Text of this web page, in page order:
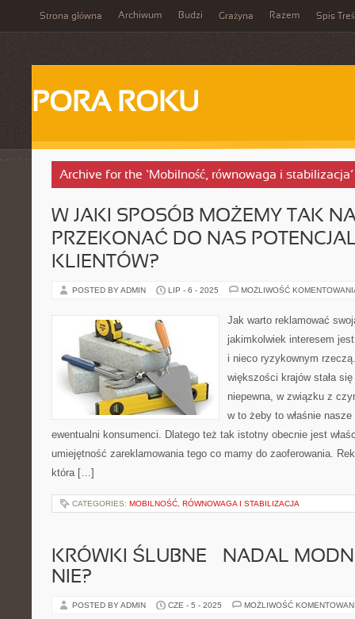
Strona główna Archiwum Budzi Grażyna Razem Spis
PORA ROKU
Archive for the ‘Mobilność, równowaga i
W JAKI SPOSÓB MOŻEMY TAK
PRZEKONAĆ DO NAS
KLIENTÓW?
POSTED BY ADMIN LIP - 6 - 2025 MOŻLIWOŚĆ
Jak warto reklamować
jakimkolwiek interesem
i nieco ryzykownym
większości krajów stała
niepewna, w związku z
w to żeby to właśnie
ewentualni konsumenci. Dlatego też tak istotny obecnie jest
umiejętność zareklamowania tego co mamy do zaoferowania.
która […]
CATEGORIES: MOBILNOŚĆ, RÓWNOWAGA I STABILIZACJA
KRÓWKI ŚLUBNE – NADAL
NIE?
POSTED BY ADMIN CZE - 5 - 2025 MOŻLIWOŚĆ